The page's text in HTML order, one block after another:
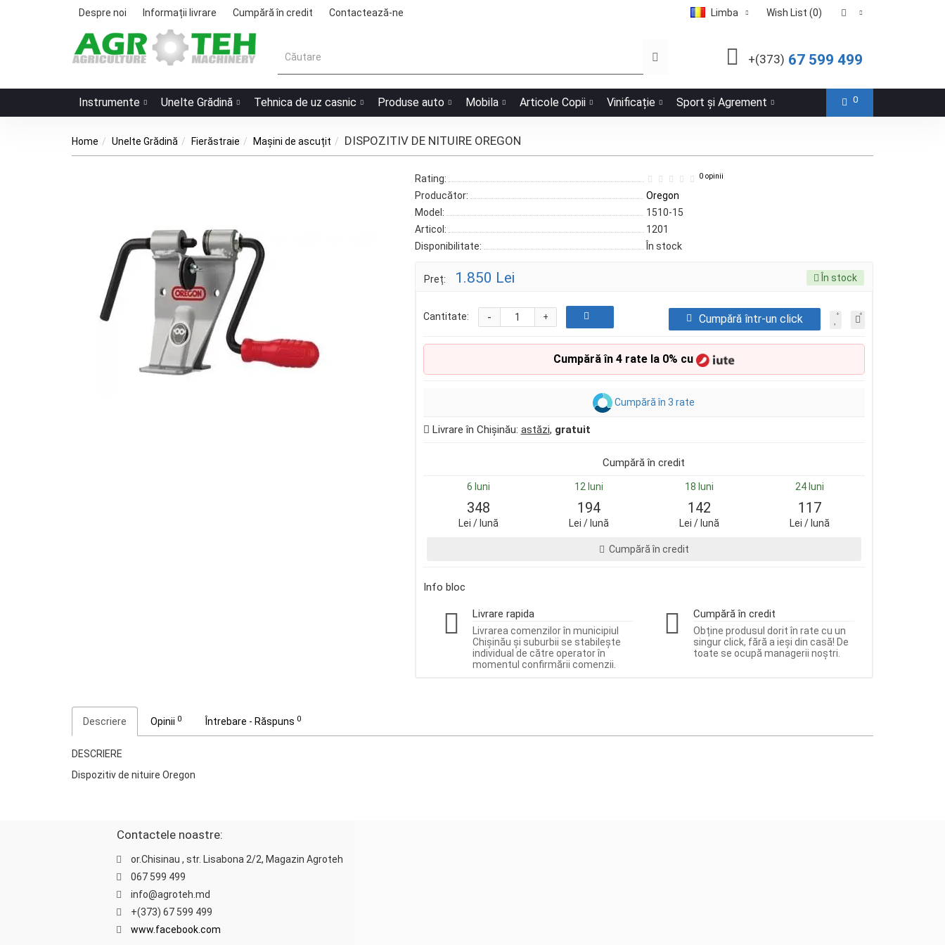
Despre noi Informații livrare Cumpără în credit Contactează-ne Limba Wish List (0)
+(373) 67 599 499
Instrumente Unelte Grădină Tehnica de uz casnic Produse auto Mobila Articole Copii Vinificație Sport și Agrement 0
Home Unelte Grădină Fierăstraie Mașini de ascuțit DISPOZITIV DE NITUIRE OREGON
Rating: 0 opinii
Producător:
Oregon
Model:
1510-15
Articol:
1201
Disponibilitate:
În stock
Preț: 1.850 Lei În stock
Cantitate: +
- Cumpără într-un click
Cumpără în 4 rate la 0% cu
Cumpără în 3 rate
Livrare în Chișinău: astăzi, gratuit
Cumpără în credit
6 luni 12 luni 18 luni 24 luni
348
Lei / lună
194
Lei / lună
142
Lei / lună
117
Lei / lună
Cumpără în credit
Info bloc
Livrare rapida
Livrarea comenzilor în municipiul
Chișinău și suburbii se stabilește
individual de către operator în
momentul confirmării comenzii.
Cumpără în credit
Obține produsul dorit în rate cu un
singur click, fără a ieși din casă! De
toate se ocupă managerii noștri.
Descriere Opinii 0 Întrebare - Răspuns 0
DESCRIERE
Dispozitiv de nituire Oregon
Contactele noastre:
or.Chisinau , str. Lisabona 2/2, Magazin Agroteh
067 599 499
info@agroteh.md
+(373) 67 599 499
www.facebook.com